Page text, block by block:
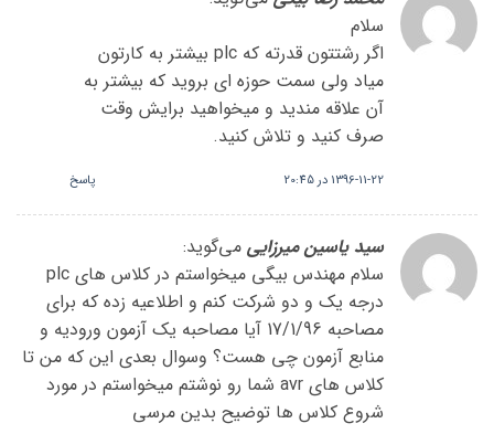
سلام
اگر رشتتون قدرته که plc بیشتر به کارتون
میاد ولی سمت حوزه ای بروید که بیشتر به
آن علاقه مندید و میخواهید برایش وقت
صرف کنید و تلاش کنید.
1396-11-22 در 20:45 پاسخ
سید یاسین میرزایی می‌گوید:
سلام مهندس بیگی ميخواستم در کلاس های plc
درجه یک و دو شرکت کنم و اطلاعیه زده که برای
مصاحبه 17/1/96 آیا مصاحبه یک آزمون ورودیه و
منابع آزمون چی هست؟ وسوال بعدی این که من تا
کلاس های avr شما رو نوشتم ميخواستم در مورد
شروع کلاس ها توضیح بدین مرسی